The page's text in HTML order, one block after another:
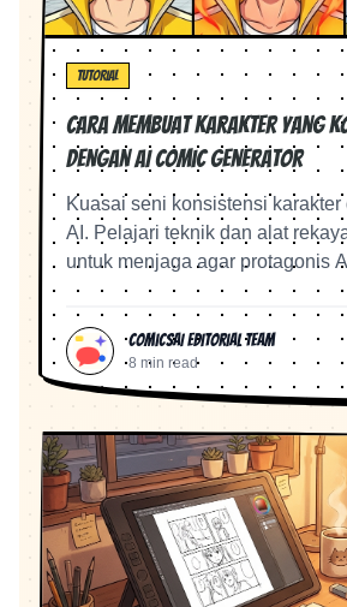
TUTORIAL
Cara Membuat Karakter yang
dengan AI Comic Generator
Kuasai seni konsistensi
AI. Pelajari teknik dan alat
untuk menjaga agar protagonis
sama di setiap panel.
ComicsAI Editorial Team
8 min read